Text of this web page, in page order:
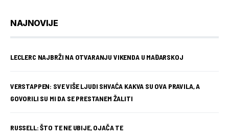
NAJNOVIJE
LECLERC NAJBRŽI NA OTVARANJU VIKENDA U MAĐARSKOJ
VERSTAPPEN: SVE VIŠE LJUDI SHVAĆA KAKVA SU OVA PRAVILA, A
GOVORILI SU MI DA SE PRESTANEM ŽALITI
RUSSELL: ŠTO TE NE UBIJE, OJAČA TE